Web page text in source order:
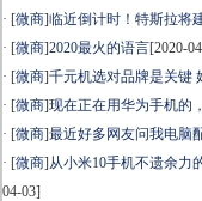
· [微商]临近倒计时！特斯拉将
· [微商]2020最火的语言[2020-
· [微商]千元机选对品牌是关键
· [微商]现在正在用华为手机的
· [微商]最近好多网友问我电脑
· [微商]从小米10手机不遗余力
04-03]